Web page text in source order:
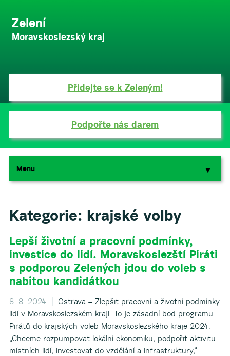
Zelení
Moravskoslezský kraj
Přidejte se k Zeleným!
Podpořte nás darem
Menu ▼
▼
▼
Kategorie: krajské volby
Lepší životní a pracovní podmínky,
investice do lidí. Moravskoslezští Piráti
s podporou Zelených jdou do voleb s
nabitou kandidátkou
8. 8. 2024 |
Ostrava – Zlepšit pracovní a životní podmínky
lidí v Moravskoslezském kraji. To je zásadní bod programu
Pirátů do krajských voleb Moravskoslezského kraje 2024.
„Chceme rozpumpovat lokální ekonomiku, podpořit aktivitu
místních lidí, investovat do vzdělání a infrastruktury,”